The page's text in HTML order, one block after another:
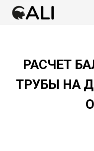
РАСЧЕТ
ТРУБЫ НА